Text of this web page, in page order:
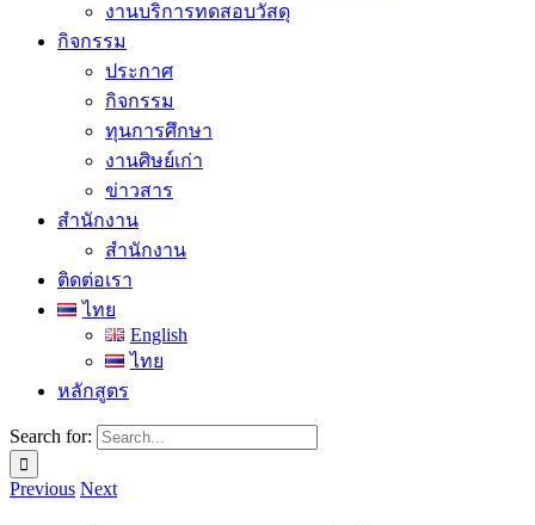
งานบริการทดสอบวัสดุ
กิจกรรม
ประกาศ
กิจกรรม
ทุนการศึกษา
งานศิษย์เก่า
ข่าวสาร
สำนักงาน
สำนักงาน
ติดต่อเรา
ไทย
English
ไทย
หลักสูตร
Search for:
Previous Next